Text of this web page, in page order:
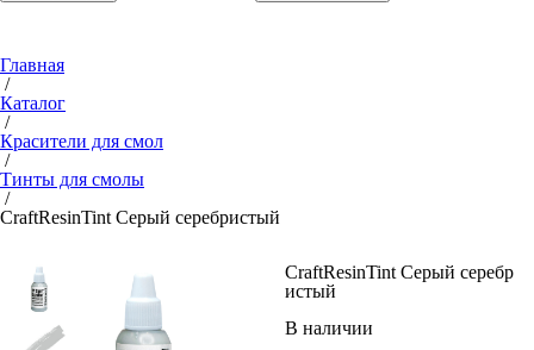
Главная
/
Каталог
/
Красители для смол
/
Тинты для смолы
/
CraftResinTint Серый серебристый
CraftResinTint Серый серебр
истый
В наличии